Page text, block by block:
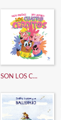
SON LOS C...